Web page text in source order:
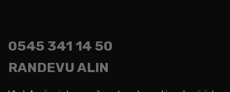
0545 341 14 50
RANDEVU ALIN